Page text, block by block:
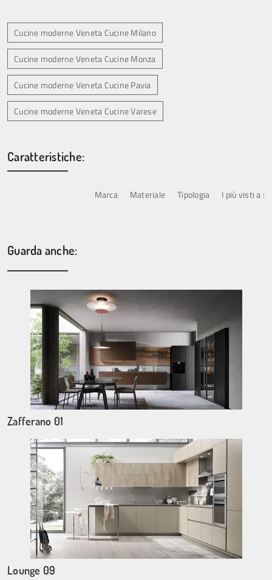
Cucine moderne Veneta Cucine Milano
Cucine moderne Veneta Cucine Monza
Cucine moderne Veneta Cucine Pavia
Cucine moderne Veneta Cucine Varese
Caratteristiche:
Marca Materiale Tipologia I più visti a :
Guarda anche:
Zafferano 01
Lounge 09